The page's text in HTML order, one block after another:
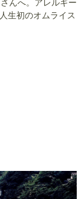
生初のオムライス